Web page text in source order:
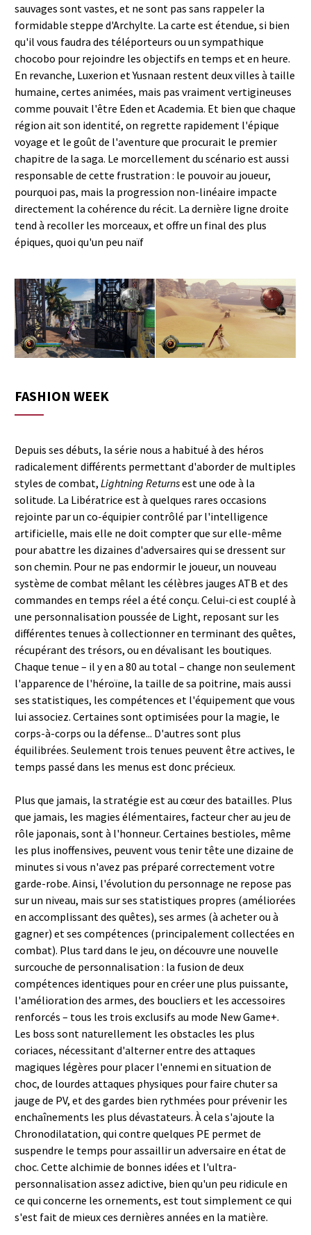
sauvages sont vastes, et ne sont pas sans rappeler la
formidable steppe d'Archylte. La carte est étendue, si bien
qu'il vous faudra des téléporteurs ou un sympathique
chocobo pour rejoindre les objectifs en temps et en heure.
En revanche, Luxerion et Yusnaan restent deux villes à taille
humaine, certes animées, mais pas vraiment vertigineuses
comme pouvait l'être Eden et Academia. Et bien que chaque
région ait son identité, on regrette rapidement l'épique
voyage et le goût de l'aventure que procurait le premier
chapitre de la saga. Le morcellement du scénario est aussi
responsable de cette frustration : le pouvoir au joueur,
pourquoi pas, mais la progression non-linéaire impacte
directement la cohérence du récit. La dernière ligne droite
tend à recoller les morceaux, et offre un final des plus
épiques, quoi qu'un peu naïf
FASHION WEEK
Depuis ses débuts, la série nous a habitué à des héros
radicalement différents permettant d'aborder de multiples
styles de combat, Lightning Returnsest une ode à la
solitude. La Libératrice est à quelques rares occasions
rejointe par un co-équipier contrôlé par l'intelligence
artificielle, mais elle ne doit compter que sur elle-même
pour abattre les dizaines d'adversaires qui se dressent sur
son chemin. Pour ne pas endormir le joueur, un nouveau
système de combat mêlant les célèbres jauges ATB et des
commandes en temps réel a été conçu. Celui-ci est couplé à
une personnalisation poussée de Light, reposant sur les
différentes tenues à collectionner en terminant des quêtes,
récupérant des trésors, ou en dévalisant les boutiques.
Chaque tenue – il y en a 80 au total – change non seulement
l'apparence de l'héroïne, la taille de sa poitrine, mais aussi
ses statistiques, les compétences et l'équipement que vous
lui associez. Certaines sont optimisées pour la magie, le
corps-à-corps ou la défense... D'autres sont plus
équilibrées. Seulement trois tenues peuvent être actives, le
temps passé dans les menus est donc précieux.
Plus que jamais, la stratégie est au cœur des batailles. Plus
que jamais, les magies élémentaires, facteur cher au jeu de
rôle japonais, sont à l'honneur. Certaines bestioles, même
les plus inoffensives, peuvent vous tenir tête une dizaine de
minutes si vous n'avez pas préparé correctement votre
garde-robe. Ainsi, l'évolution du personnage ne repose pas
sur un niveau, mais sur ses statistiques propres (améliorées
en accomplissant des quêtes), ses armes (à acheter ou à
gagner) et ses compétences (principalement collectées en
combat). Plus tard dans le jeu, on découvre une nouvelle
surcouche de personnalisation : la fusion de deux
compétences identiques pour en créer une plus puissante,
l'amélioration des armes, des boucliers et les accessoires
renforcés – tous les trois exclusifs au mode New Game+.
Les boss sont naturellement les obstacles les plus
coriaces, nécessitant d'alterner entre des attaques
magiques légères pour placer l'ennemi en situation de
choc, de lourdes attaques physiques pour faire chuter sa
jauge de PV, et des gardes bien rythmées pour prévenir les
enchaînements les plus dévastateurs. À cela s'ajoute la
Chronodilatation, qui contre quelques PE permet de
suspendre le temps pour assaillir un adversaire en état de
choc. Cette alchimie de bonnes idées et l'ultra-
personnalisation assez adictive, bien qu'un peu ridicule en
ce qui concerne les ornements, est tout simplement ce qui
s'est fait de mieux ces dernières années en la matière.